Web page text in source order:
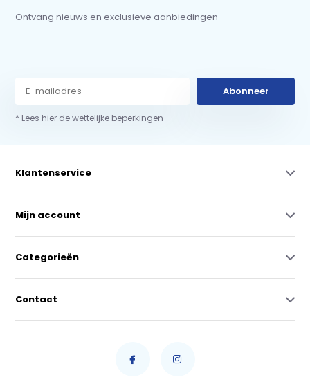
Ontvang nieuws en exclusieve aanbiedingen
Abonneer
* Lees hier de wettelijke beperkingen
Klantenservice
Mijn account
Categorieën
Contact